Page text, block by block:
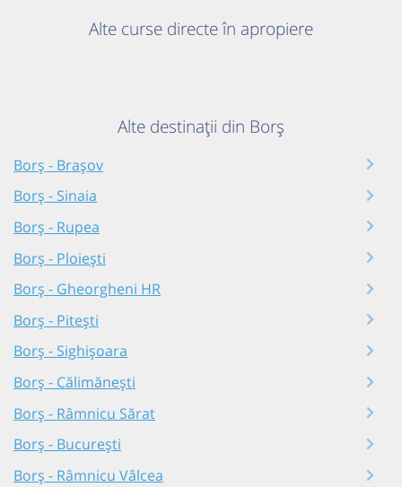
Alte curse directe în apropiere
Alte destinații din Borș
Borș - Brașov
Borș - Sinaia
Borș - Rupea
Borș - Ploiești
Borș - Gheorgheni HR
Borș - Pitești
Borș - Sighișoara
Borș - Călimănești
Borș - Râmnicu Sărat
Borș - București
Borș - Râmnicu Vâlcea